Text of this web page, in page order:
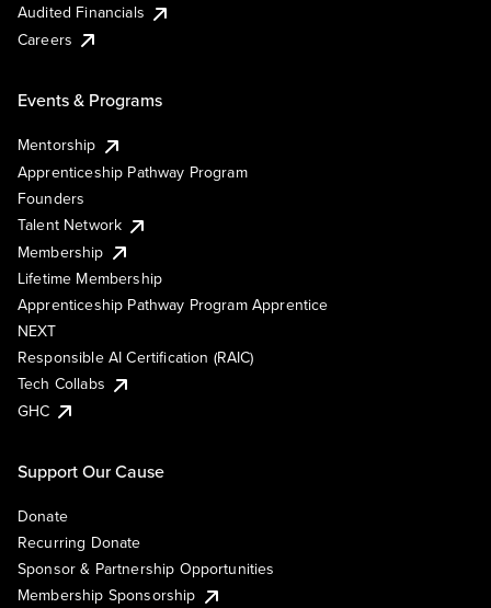
Audited Financials
Careers
Events & Programs
Mentorship
Apprenticeship Pathway Program
Founders
Talent Network
Membership
Lifetime Membership
Apprenticeship Pathway Program Apprentice
NEXT
Responsible AI Certification (RAIC)
Tech Collabs
GHC
Support Our Cause
Donate
Recurring Donate
Sponsor & Partnership Opportunities
Membership Sponsorship